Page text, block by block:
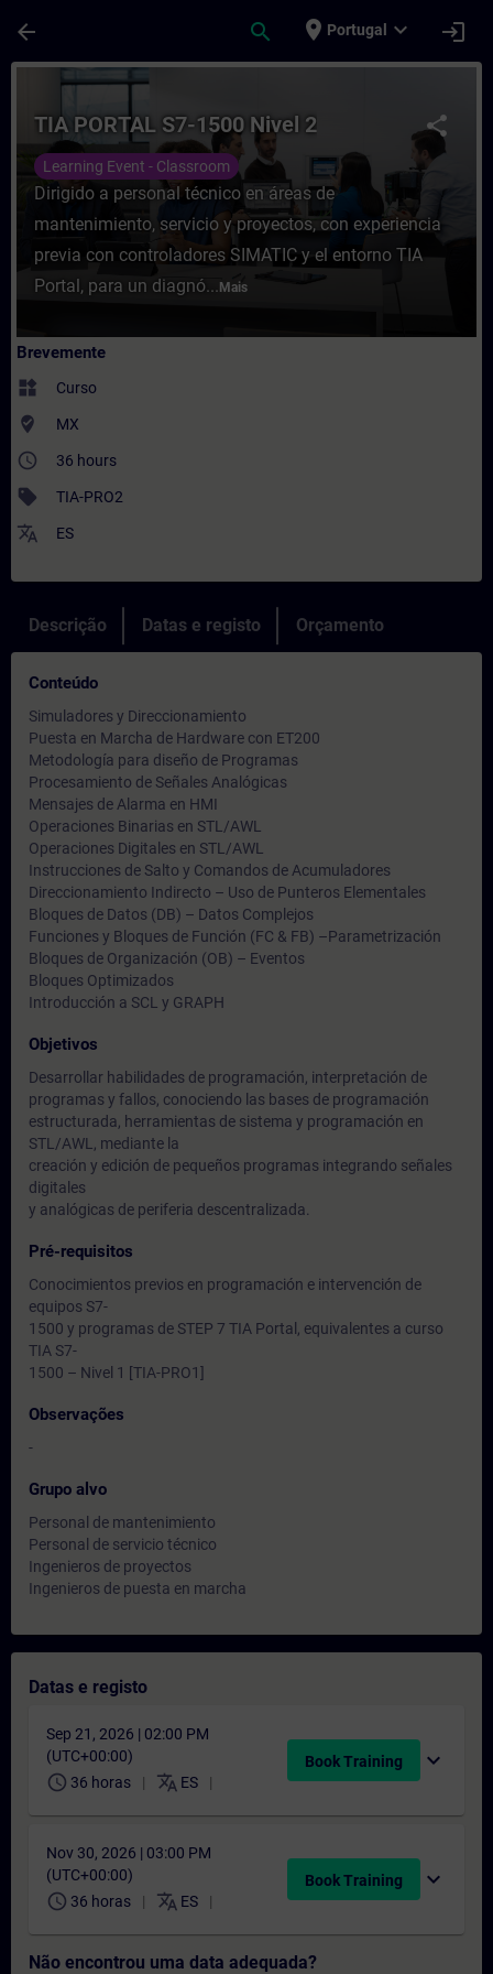
arrow_back search place Portugal expand_more login
Curso - TIA PORTAL S7-1500 Nivel 2 -
share
TIA PORTAL S7-1500 Nivel 2
Learning Event - Classroom
Dirigido a personal técnico en áreas de
mantenimiento, servicio y proyectos, con experiencia
previa con controladores SIMATIC y el entorno TIA
Portal, para un diagnó... Mais
Brevemente
widgets Curso
where_to_vote MX
access_time 36 hours
sell TIA-PRO2
translate ES
Descrição Datas e registo Orçamento
Conteúdo
Simuladores y Direccionamiento
Puesta en Marcha de Hardware con ET200
Metodología para diseño de Programas
Procesamiento de Señales Analógicas
Mensajes de Alarma en HMI
Operaciones Binarias en STL/AWL
Operaciones Digitales en STL/AWL
Instrucciones de Salto y Comandos de Acumuladores
Direccionamiento Indirecto – Uso de Punteros Elementales
Bloques de Datos (DB) – Datos Complejos
Funciones y Bloques de Función (FC & FB) –Parametrización
Bloques de Organización (OB) – Eventos
Bloques Optimizados
Introducción a SCL y GRAPH
Objetivos
Desarrollar habilidades de programación, interpretación de
programas y fallos, conociendo las bases de programación
estructurada, herramientas de sistema y programación en
STL/AWL, mediante la
creación y edición de pequeños programas integrando señales
digitales
y analógicas de periferia descentralizada.
Pré-requisitos
Conocimientos previos en programación e intervención de
equipos S7-
1500 y programas de STEP 7 TIA Portal, equivalentes a curso
TIA S7-
1500 – Nivel 1 [TIA-PRO1]
Observações
-
Grupo alvo
Personal de mantenimiento
Personal de servicio técnico
Ingenieros de proyectos
Ingenieros de puesta en marcha
Datas e registo
Sep 21, 2026 | 02:00 PM
(UTC+00:00)
schedule 36 horas translate ES
Book Training expand_more
Nov 30, 2026 | 03:00 PM
(UTC+00:00)
schedule 36 horas translate ES
Book Training expand_more
Não encontrou uma data adequada?